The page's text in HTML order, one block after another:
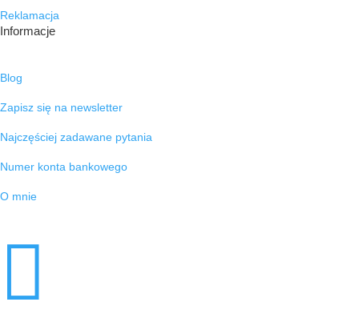
Reklamacja
Informacje
Blog
Zapisz się na newsletter
Najczęściej zadawane pytania
Numer konta bankowego
O mnie
